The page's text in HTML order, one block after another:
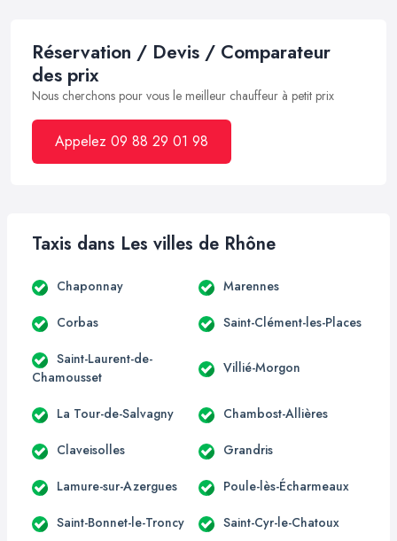
Réservation / Devis / Comparateur
des prix
Nous cherchons pour vous le meilleur chauffeur à petit prix
Appelez 09 88 29 01 98
Taxis dans Les villes de Rhône
Chaponnay Marennes
Corbas Saint-Clément-les-Places
Saint-Laurent-de-
Chamousset
Villié-Morgon
La Tour-de-Salvagny Chambost-Allières
Claveisolles Grandris
Lamure-sur-Azergues Poule-lès-Écharmeaux
Saint-Bonnet-le-Troncy Saint-Cyr-le-Chatoux